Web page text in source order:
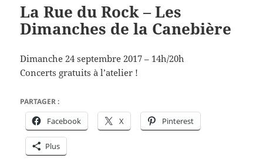
La Rue du Rock – Les
Dimanches de la Canebière
Dimanche 24 septembre 2017 – 14h/20h
Concerts gratuits à l’atelier !
PARTAGER :
Facebook X Pinterest
Plus